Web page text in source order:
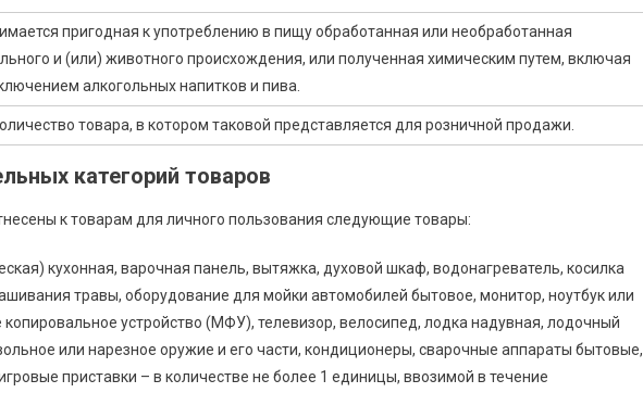
пригодная к употреблению в пищу обработанная или необработанная
и (или) животного происхождения, или полученная химическим путем, включая
алкогольных напитков и пива.
товара, в котором таковой представляется для розничной продажи.
категорий товаров
к товарам для личного пользования следующие товары:
кухонная, варочная панель, вытяжка, духовой шкаф, водонагреватель, косилка
травы, оборудование для мойки автомобилей бытовое, монитор, ноутбук или
устройство (МФУ), телевизор, велосипед, лодка надувная, лодочный
или нарезное оружие и его части, кондиционеры, сварочные аппараты бытовые,
приставки – в количестве не более 1 единицы, ввозимой в течение